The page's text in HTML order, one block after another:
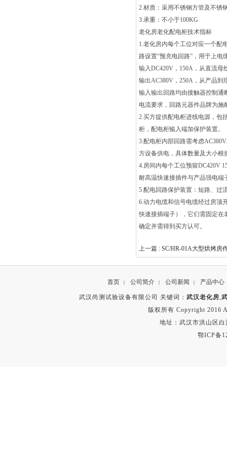
2.材质：采用不锈钢方管及不锈
3.承重：不小于100KG
老化房老化配电柜技术指标
1.老化房内每个工位对应一个配
路设置“预充电回路”，用于上电
输入DC420V，150A，从直流母
输出AC380V，250A，从产品到
输入输出回路均由接触器控制通
电流要求，回路元器件品牌为
2.买方提供配电柜进线电源，包
柜，配电柜输入端加保护装置。
3.配电柜内部回路需考虑
方设备供电，具体数量及大小根
4.房间内每个工位预留DC420V
耐高温快速接插件与产品强电端
5.配电回路保护装置：短路、过
6.动力电缆和信号电缆经过房顶
快速接插端子），它们需固定在
确定并需得到买方认可。
上一篇 : SC/HR-01A大型烘烤房
首页 | 公司简介 | 公司新闻 | 产品中心
武汉尚测试验设备有限公司 关键词：武汉老化房,
版权所有 Copyright 2016
地址：武汉市洪山区
鄂ICP备